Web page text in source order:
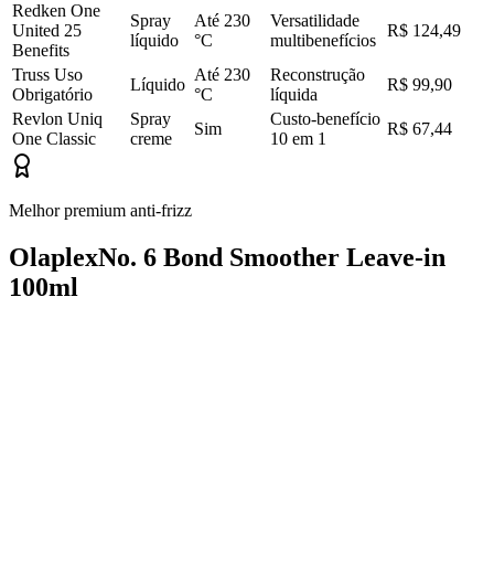
Redken One
United 25
Benefits
Spray
líquido
Até 230
°C
Versatilidade
multibenefícios
R$ 124,49
Truss Uso
Obrigatório
Líquido
Até 230
°C
Reconstrução
líquida
R$ 99,90
Revlon Uniq
One Classic
Spray
creme
Sim
Custo-benefício
10 em 1
R$ 67,44
Melhor premium anti-frizz
OlaplexNo. 6 Bond Smoother Leave-in
100ml